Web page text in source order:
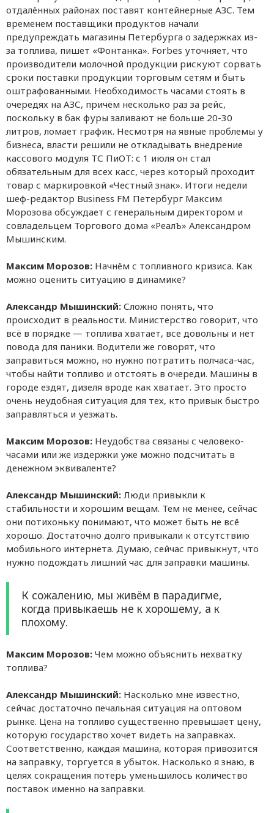
отдалённых районах поставят контейнерные АЗС. Тем
временем поставщики продуктов начали
предупреждать магазины Петербурга о задержках из-
за топлива, пишет «Фонтанка». Forbes уточняет, что
производители молочной продукции рискуют сорвать
сроки поставки продукции торговым сетям и быть
оштрафованными. Необходимость часами стоять в
очередях на АЗС, причём несколько раз за рейс,
поскольку в бак фуры заливают не больше 20-30
литров, ломает график. Несмотря на явные проблемы у
бизнеса, власти решили не откладывать внедрение
кассового модуля ТС ПиОТ: с 1 июля он стал
обязательным для всех касс, через который проходит
товар с маркировкой «Честный знак». Итоги недели
шеф-редактор Business FM Петербург Максим
Морозова обсуждает с генеральным директором и
совладельцем Торгового дома «РеалЪ» Александром
Мышинским.
Максим Морозов: Начнём с топливного кризиса. Как
можно оценить ситуацию в динамике?
Александр Мышинский: Сложно понять, что
происходит в реальности. Министерство говорит, что
всё в порядке — топлива хватает, все довольны и нет
повода для паники. Водители же говорят, что
заправиться можно, но нужно потратить полчаса-час,
чтобы найти топливо и отстоять в очереди. Машины в
городе ездят, дизеля вроде как хватает. Это просто
очень неудобная ситуация для тех, кто привык быстро
заправляться и уезжать.
Максим Морозов: Неудобства связаны с человеко-
часами или же издержки уже можно подсчитать в
денежном эквиваленте?
Александр Мышинский: Люди привыкли к
стабильности и хорошим вещам. Тем не менее, сейчас
они потихоньку понимают, что может быть не всё
хорошо. Достаточно долго привыкали к отсутствию
мобильного интернета. Думаю, сейчас привыкнут, что
нужно подождать лишний час для заправки машины.
К сожалению, мы живём в парадигме,
когда привыкаешь не к хорошему, а к
плохому.
Максим Морозов: Чем можно объяснить нехватку
топлива?
Александр Мышинский: Насколько мне известно,
сейчас достаточно печальная ситуация на оптовом
рынке. Цена на топливо существенно превышает цену,
которую государство хочет видеть на заправках.
Соответственно, каждая машина, которая привозится
на заправку, торгуется в убыток. Насколько я знаю, в
целях сокращения потерь уменьшилось количество
поставок именно на заправки.